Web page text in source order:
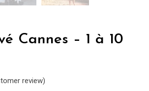
Cannes – 1 à 10
review)